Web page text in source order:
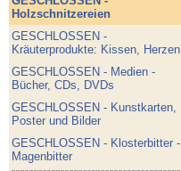
Holzschnitzereien
GESCHLOSSEN -
Kräuterprodukte: Kissen, Herzen
GESCHLOSSEN - Medien -
Bücher, CDs, DVDs
GESCHLOSSEN - Kunstkarten,
Poster und Bilder
GESCHLOSSEN - Klosterbitter -
Magenbitter